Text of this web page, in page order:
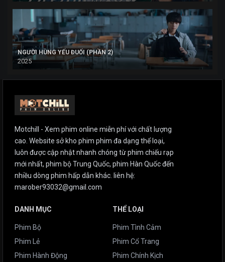
NGƯỜI HÙNG YẾU ĐUỐI (PHẦN 2)
2025
Motchill - Xem phim online miễn phí với chất lượng
cao. Website sở kho phim phim đa dạng thể loại,
luôn được cập nhật nhanh chóng từ phim chiếu rạp
mới nhất, phim bộ Trung Quốc, phim Hàn Quốc đến
nhiều dòng phim hấp dẫn khác. liên hệ:
marober93032@gmail.com
DANH MỤC
Phim Bộ
Phim Lẻ
Phim Hành Động
THỂ LOẠI
Phim Tình Cảm
Phim Cổ Trang
Phim Chính Kịch